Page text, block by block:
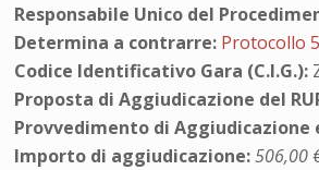
Responsabile Unico del
Determina a contrarre: Protocollo
Codice Identificativo Gara (C.I.G.):
Proposta di Aggiudicazione del
Provvedimento di Aggiudicazione
Importo di aggiudicazione: 506,00